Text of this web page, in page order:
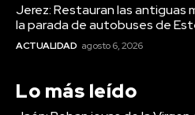
Jerez: Restauran las antiguas
la parada de autobuses de
ACTUALIDAD agosto 6, 2026
Lo más leído